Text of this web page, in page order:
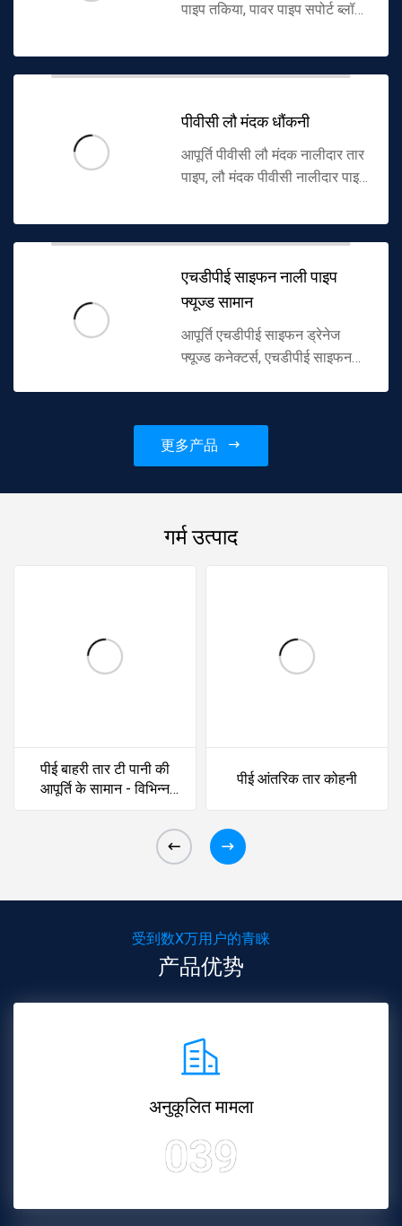
पाइप तकिया, पावर पाइप सपोर्ट ब्लॉक,
तकिया ब्रैकेट और अन्य उत्पाद, पीई
पाइप, सीपीवीसी पावर पाइप, ...
पीवीसी लौ मंदक धौंकनी
आपूर्ति पीवीसी लौ मंदक नालीदार तार
पाइप, लौ मंदक पीवीसी नालीदार पाइप,
मंदक नालीदार तार आस्तीन और
पीवीसी लौ मंदक नालीदार केबल...
एचडीपीई साइफन नाली पाइप
फ्यूज्ड सामान
आपूर्ति एचडीपीई साइफन ड्रेनेज
फ्यूज्ड कनेक्टर्स, एचडीपीई साइफन
फ्यूज्ड पाइप फिटिंग, विश्वस...
更多产品
गर्म उत्पाद
पीई बाहरी तार टी पानी की
आपूर्ति के सामान - विभिन्न
पानी की
पीई आंतरिक तार कोहनी
受到数X万用户的青睐
产品优势
अनुकूलित मामला
039